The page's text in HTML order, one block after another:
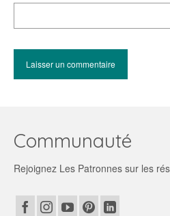
Communauté
Rejoignez Les Patronnes sur les